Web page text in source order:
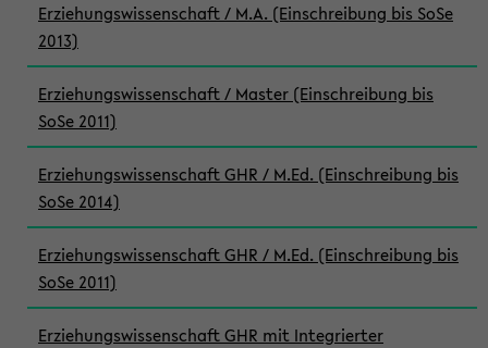
Erziehungswissenschaft / M.A. (Einschreibung bis SoSe
2013)
Erziehungswissenschaft / Master (Einschreibung bis
SoSe 2011)
Erziehungswissenschaft GHR / M.Ed. (Einschreibung bis
SoSe 2014)
Erziehungswissenschaft GHR / M.Ed. (Einschreibung bis
SoSe 2011)
Erziehungswissenschaft GHR mit Integrierter